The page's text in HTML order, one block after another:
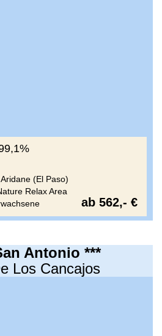
(El Paso)
Relax Area
ab 562,- €
Antonio ***
Los Cancajos